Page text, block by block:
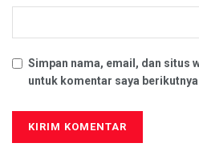
Simpan nama, email, dan situs
untuk komentar saya